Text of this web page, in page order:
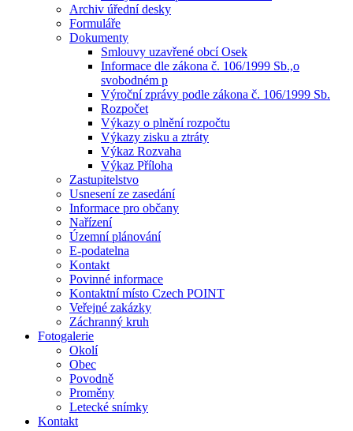
Archiv úřední desky
Formuláře
Dokumenty
Smlouvy uzavřené obcí Osek
Informace dle zákona č. 106/1999 Sb.,o
svobodném p
Výroční zprávy podle zákona č. 106/1999 Sb.
Rozpočet
Výkazy o plnění rozpočtu
Výkazy zisku a ztráty
Výkaz Rozvaha
Výkaz Příloha
Zastupitelstvo
Usnesení ze zasedání
Informace pro občany
Nařízení
Územní plánování
E-podatelna
Kontakt
Povinné informace
Kontaktní místo Czech POINT
Veřejné zakázky
Záchranný kruh
Fotogalerie
Okolí
Obec
Povodně
Proměny
Letecké snímky
Kontakt